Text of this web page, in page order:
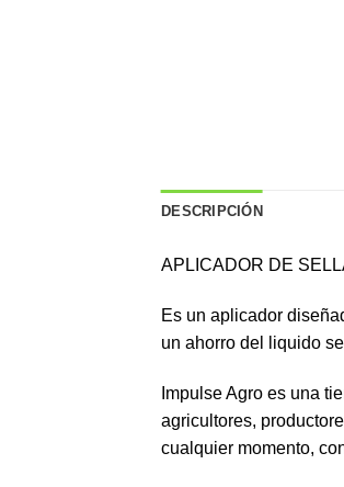
DESCRIPCIÓN
APLICADOR DE
Es un aplicador
un ahorro del liquido
Impulse Agro es una
agricultores,
cualquier momento,